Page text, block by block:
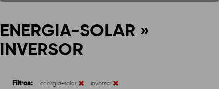
ENERGIA-SOLAR »
INVERSOR
Filtros: energia-solar inversor